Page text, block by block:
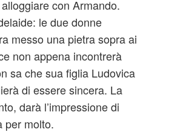
con Armando.
le due donne
messo una pietra sopra ai
non appena incontrerà
sa che sua figlia Ludovica
di essere sincera. La
darà l’impressione di
per molto.